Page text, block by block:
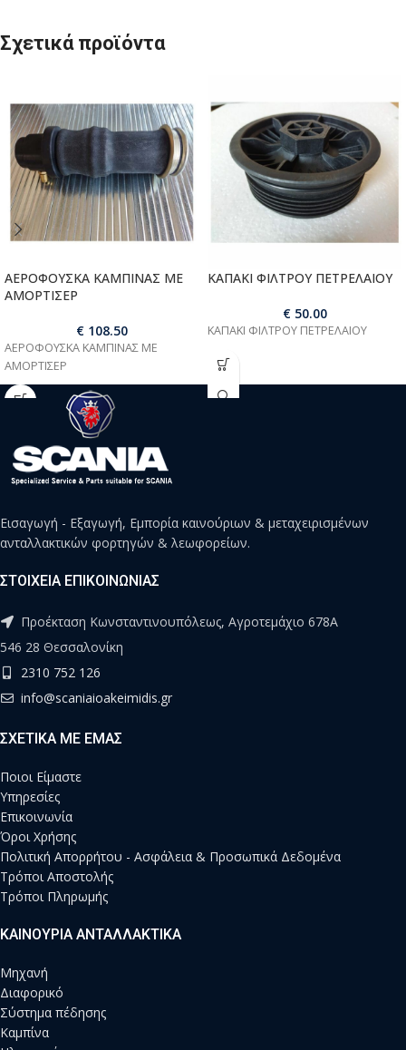
Σχετικά προϊόντα
ΑΕΡΟΦΟΥΣΚΑ ΚΑΜΠΙΝΑΣ ΜΕ
ΑΜΟΡΤΙΣΕΡ
€108.50
ΑΕΡΟΦΟΥΣΚΑ ΚΑΜΠΙΝΑΣ ΜΕ
ΑΜΟΡΤΙΣΕΡ
ΚΑΠΑΚΙ ΦΙΛΤΡΟΥ ΠΕΤΡΕΛΑΙΟΥ
€50.00
ΚΑΠΑΚΙ ΦΙΛΤΡΟΥ ΠΕΤΡΕΛΑΙΟΥ
Εισαγωγή - Εξαγωγή, Εμπορία καινούριων & μεταχειρισμένων
ανταλλακτικών φορτηγών & λεωφορείων.
ΣΤΟΙΧΕΙΑ ΕΠΙΚΟΙΝΩΝΙΑΣ
Προέκταση Κωνσταντινουπόλεως, Αγροτεμάχιο 678Α
546 28 Θεσσαλονίκη
2310 752 126
info@scaniaioakeimidis.gr
ΣΧΕΤΙΚΑ ΜΕ ΕΜΑΣ
Ποιοι Είμαστε
Υπηρεσίες
Επικοινωνία
Όροι Χρήσης
Πολιτική Απορρήτου - Ασφάλεια & Προσωπικά Δεδομένα
Τρόποι Αποστολής
Τρόποι Πληρωμής
ΚΑΙΝΟΥΡΙΑ ΑΝΤΑΛΛΑΚΤΙΚΑ
Μηχανή
Διαφορικό
Σύστημα πέδησης
Καμπίνα